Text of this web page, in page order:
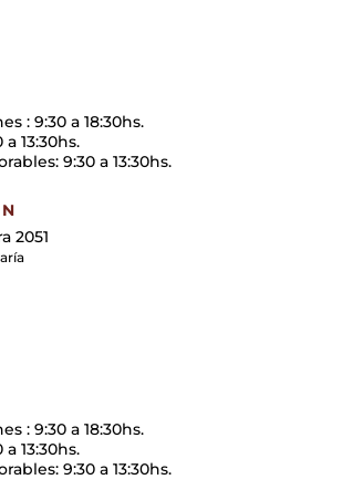
: 9:30 a 18:30hs.
13:30hs.
9:30 a 13:30hs.
2051
: 9:30 a 18:30hs.
13:30hs.
9:30 a 13:30hs.